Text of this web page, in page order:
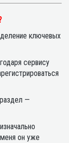
ключевых
сервису
—
он уже